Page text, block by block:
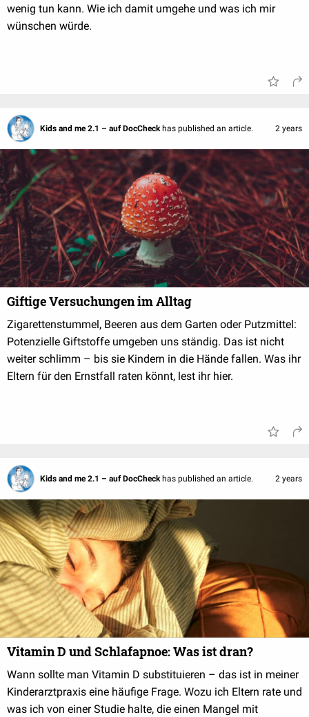
wenig tun kann. Wie ich damit umgehe und was ich mir
wünschen würde.
Kids and me 2.1 – auf DocCheck has published an article. 2 years
Giftige Versuchungen im Alltag
Zigarettenstummel, Beeren aus dem Garten oder Putzmittel:
Potenzielle Giftstoffe umgeben uns ständig. Das ist nicht
weiter schlimm – bis sie Kindern in die Hände fallen. Was ihr
Eltern für den Ernstfall raten könnt, lest ihr hier.
Kids and me 2.1 – auf DocCheck has published an article. 2 years
Vitamin D und Schlafapnoe: Was ist dran?
Wann sollte man Vitamin D substituieren – das ist in meiner
Kinderarztpraxis eine häufige Frage. Wozu ich Eltern rate und
was ich von einer Studie halte, die einen Mangel mit